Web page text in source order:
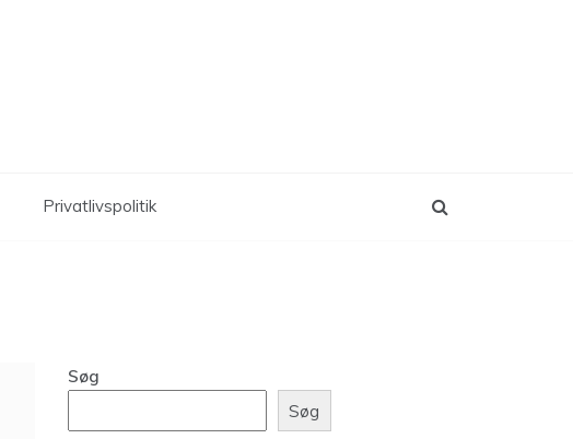
Privatlivspolitik
Søg
Søg